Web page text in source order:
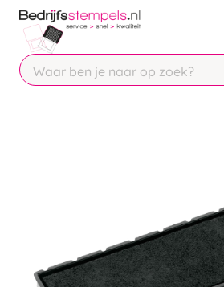
Chatbot
Chat 24/7 met onze
Contact